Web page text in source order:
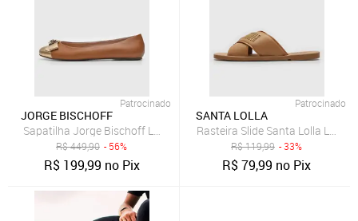
Patrocinado
JORGE BISCHOFF
Sapatilha Jorge Bischoff Laço Caramelo
R$449,90 - 56%
R$ 199,99 no Pix
Patrocinado
SANTA LOLLA
Rasteira Slide Santa Lolla Logo
R$119,99 - 33%
R$79,99 no Pix